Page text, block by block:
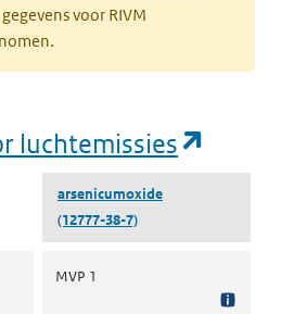
voor RIVM
luchtemissies
arsenicumoxide
(12777-38-7)
MVP 1